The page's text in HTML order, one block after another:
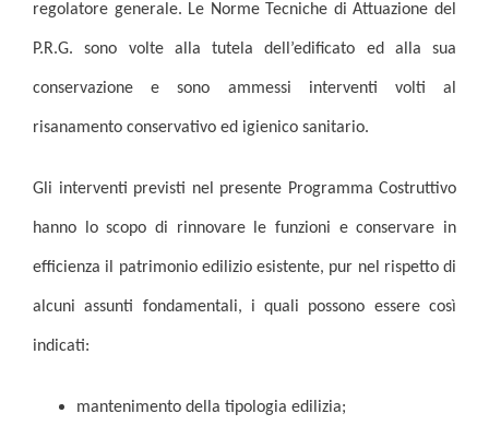
regolatore generale. Le Norme Tecniche di Attuazione del
P.R.G. sono volte alla tutela dell’edificato ed alla sua
conservazione e sono ammessi interventi volti al
risanamento conservativo ed igienico sanitario.
Gli interventi previsti nel presente Programma Costruttivo
hanno lo scopo di rinnovare le funzioni e conservare in
efficienza il patrimonio edilizio esistente, pur nel rispetto di
alcuni assunti fondamentali, i quali possono essere così
indicati:
mantenimento della tipologia edilizia;